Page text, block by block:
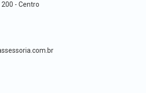
200 - Centro